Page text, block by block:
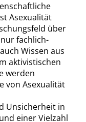
Asexualität
über
fachlich-
Wissen aus
aktivistischen
werden
von Asexualität
Unsicherheit in
einer Vielzahl